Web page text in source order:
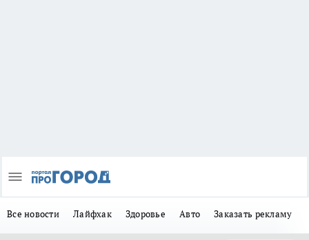
Все новости Лайфхак Здоровье Авто Заказать рекламу